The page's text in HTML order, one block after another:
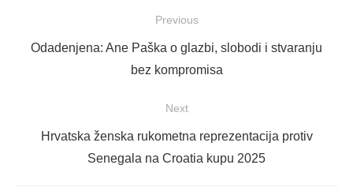
objava
Previous
Previous
Odadenjena: Ane Paška o glazbi, slobodi i stvaranju
bez kompromisa
Next
NextHrvatska ženska rukometna reprezentacija protiv
Senegala na Croatia kupu 2025